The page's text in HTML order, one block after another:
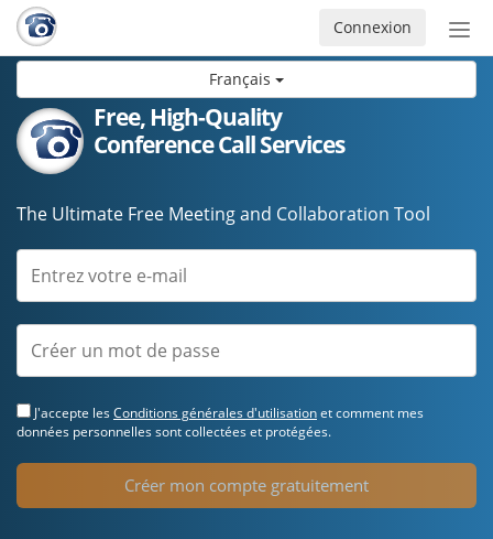
Français
ou
Connexion
Free, High-Quality
Conference Call Services
The Ultimate Free Meeting and Collaboration Tool
J'accepte lesConditions générales d'utilisationet comment mes
données personnelles sont collectées et protégées.
Créer mon compte gratuitement